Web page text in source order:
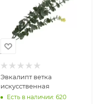
Эвкалипт ветка
искусственная
Есть в наличии: 620